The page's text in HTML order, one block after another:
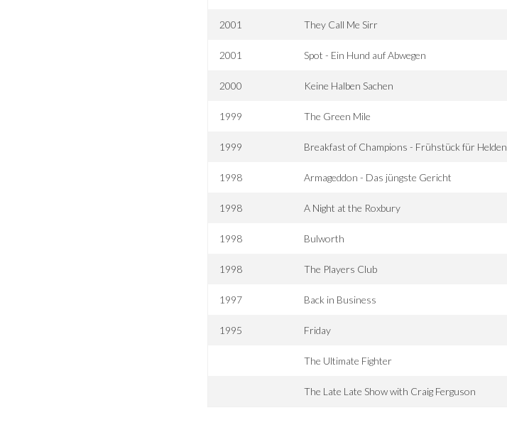
2001 They Call Me Sirr
2001 Spot - Ein Hund auf Abwegen
2000 Keine Halben Sachen
1999 The Green Mile
1999 Breakfast of Champions - Frühstück für Helden
1998 Armageddon - Das jüngste Gericht
1998 A Night at the Roxbury
1998 Bulworth
1998 The Players Club
1997 Back in Business
1995 Friday
The Ultimate Fighter
The Late Late Show with Craig Ferguson